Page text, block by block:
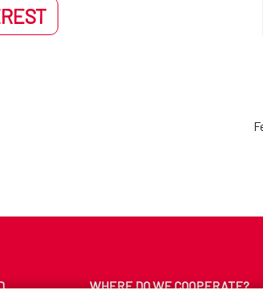
WHERE DO WE COOPERATE?